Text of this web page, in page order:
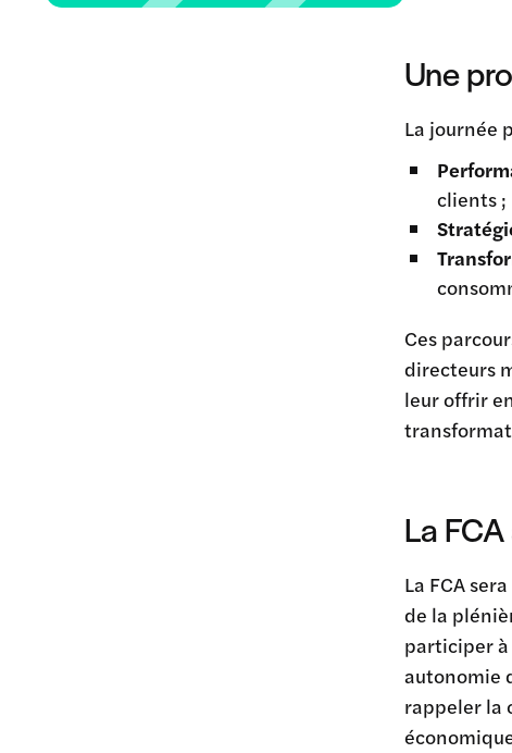
Une
La journée
clients ;
Ces
directeurs
leur offrir
La
La FCA
de la
participer à
autonomie
rappeler la